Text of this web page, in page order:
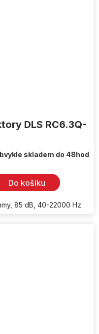
DLS RC6.3Q-
skladem do 48hod
Do košíku
85 dB, 40-22000 Hz